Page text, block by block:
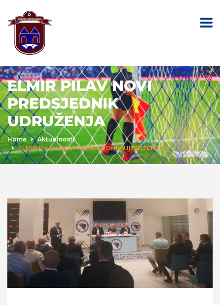
ELMIR PILAV NOVI
PREDSJEDNIK
UDRUŽENJA
Home
Aktuelnosti
ELMIR PILAV NOVI PREDSJEDNIK UDRUŽENJA